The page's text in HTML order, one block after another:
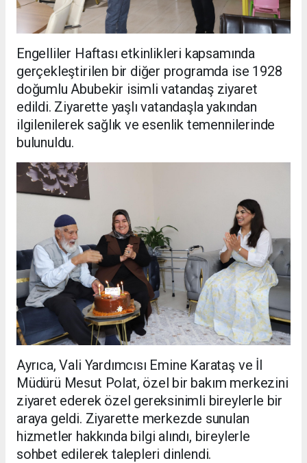
Engelliler Haftası etkinlikleri kapsamında
gerçekleştirilen bir diğer programda ise 1928
doğumlu Abubekir isimli vatandaş ziyaret
edildi. Ziyarette yaşlı vatandaşla yakından
ilgilenilerek sağlık ve esenlik temennilerinde
bulunuldu.
Ayrıca, Vali Yardımcısı Emine Karataş ve İl
Müdürü Mesut Polat, özel bir bakım merkezini
ziyaret ederek özel gereksinimli bireylerle bir
araya geldi. Ziyarette merkezde sunulan
hizmetler hakkında bilgi alındı, bireylerle
sohbet edilerek talepleri dinlendi.